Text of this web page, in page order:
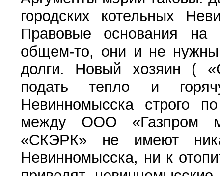
городских котельных
Правовые основания на
общем-то, они и не
долги. Новый хозяин (
подать тепло и
Невинномысска строго
между ООО «Газпром
«СКЭРК» не имеют
Невинномысска, ни к